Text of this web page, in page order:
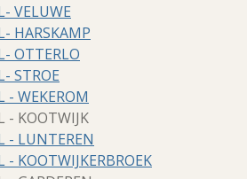
VELUWE
HARSKAMP
OTTERLO
STROE
- WEKEROM
- KOOTWIJK
- LUNTEREN
- KOOTWIJKERBROEK